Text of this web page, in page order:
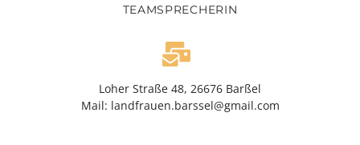
TEAMSPRECHERIN
Loher Straße 48, 26676 Barßel
Mail: landfrauen.barssel@gmail.com